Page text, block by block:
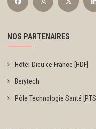
NOS PARTENAIRES
Hôtel-Dieu de France [HDF]
Berytech
Pôle Technologie Santé [PTS]